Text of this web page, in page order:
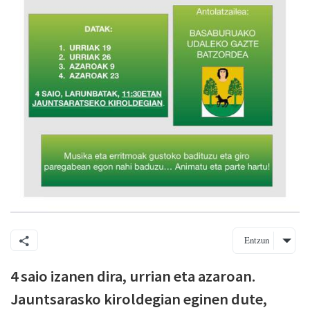
Entzun
4 saio izanen dira, urrian eta azaroan.
Jauntsarasko kiroldegian eginen dute,